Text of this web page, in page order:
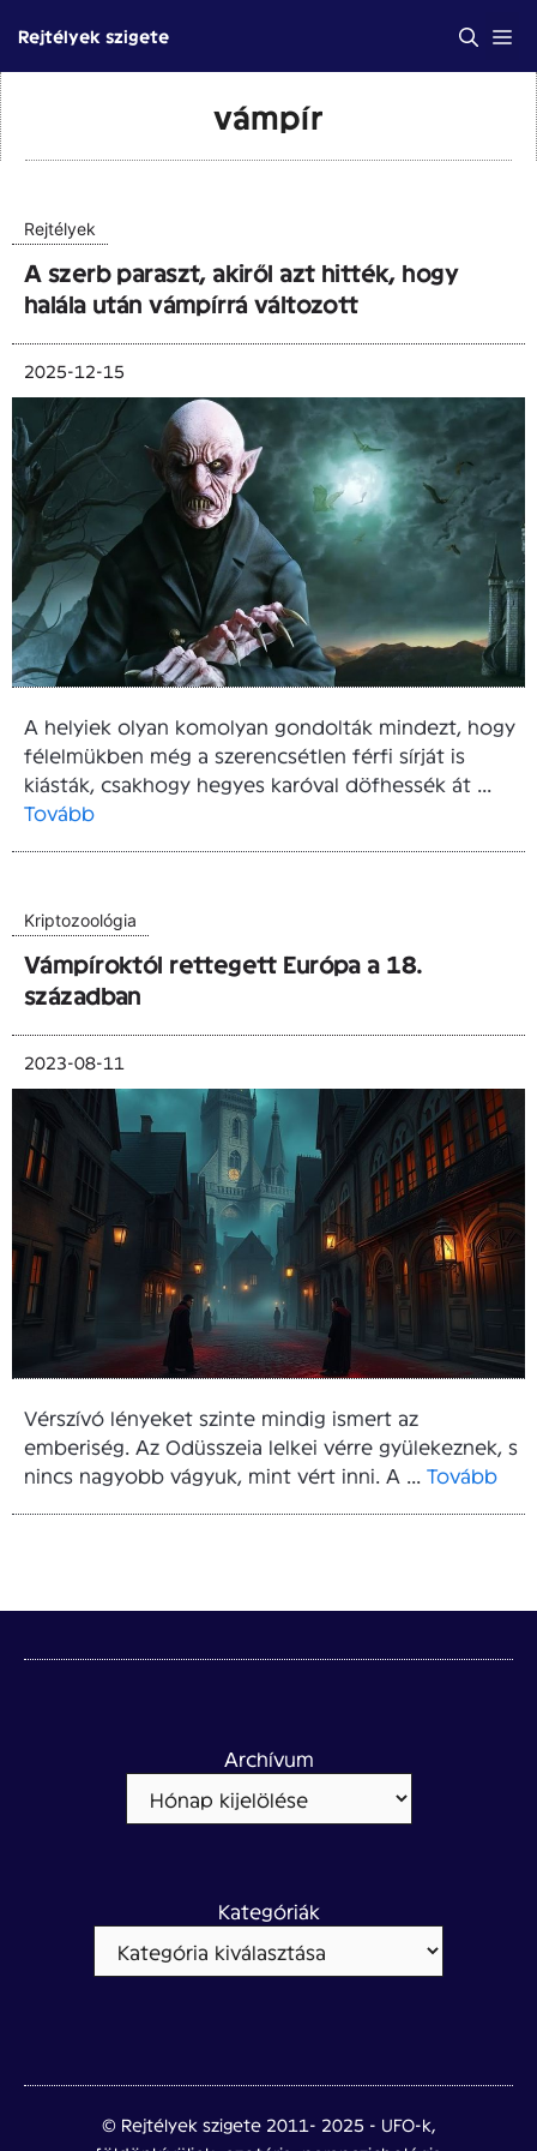
tartalomba
Rejtélyek szigete
vámpír
Rejtélyek
A szerb paraszt, akiről azt hitték, hogy
halála után vámpírrá változott
2025-12-15
A helyiek olyan komolyan gondolták mindezt, hogy
félelmükben még a szerencsétlen férfi sírját is
kiásták, csakhogy hegyes karóval döfhessék át ...
Tovább
Kriptozoológia
Vámpíroktól rettegett Európa a 18.
században
2023-08-11
Vérszívó lényeket szinte mindig ismert az
emberiség. Az Odüsszeia lelkei vérre gyülekeznek, s
nincs nagyobb vágyuk, mint vért inni. A ... Tovább
Archívum
Kategóriák
© Rejtélyek szigete 2011- 2025 - UFO-k,